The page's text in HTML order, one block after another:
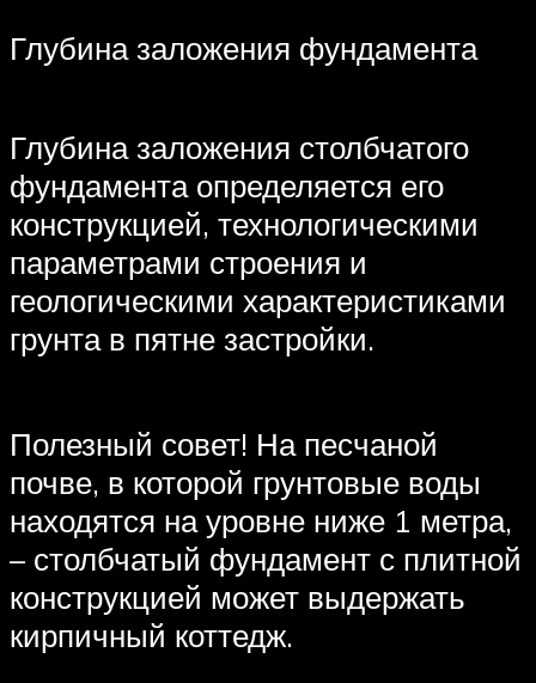
Глубина заложения фундамента
Глубина заложения столбчатого
фундамента определяется его
конструкцией, технологическими
параметрами строения и
геологическими характеристиками
грунта в пятне застройки.
Полезный совет! На песчаной
почве, в которой грунтовые воды
находятся на уровне ниже 1 метра,
– столбчатый фундамент с плитной
конструкцией может выдержать
кирпичный коттедж.